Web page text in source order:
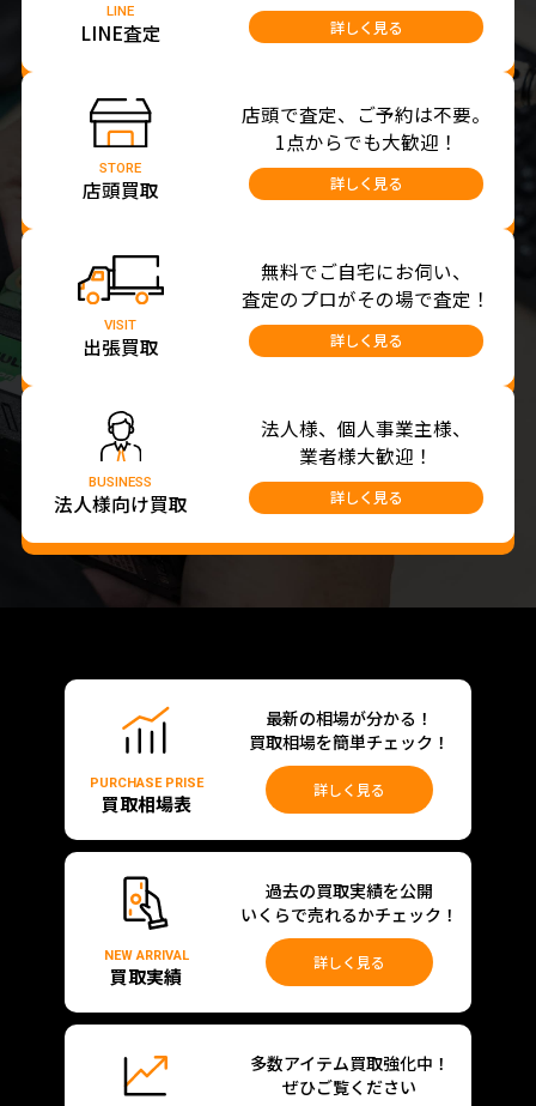
LINE
LINE査定 詳しく見る
STORE
店頭買取
店頭で査定、ご予約は不要。
1点からでも大歓迎！
詳しく見る
VISIT
出張買取
無料でご自宅にお伺い、
査定のプロがその場で査定！
詳しく見る
BUSINESS
法人様向け買取
法人様、個人事業主様、
業者様大歓迎！
詳しく見る
PURCHASE PRISE
買取相場表
最新の相場が分かる！
買取相場を簡単チェック！
詳しく見る
NEW ARRIVAL
買取実績
過去の買取実績を公開
いくらで売れるかチェック！
詳しく見る
多数アイテム買取強化中！
ぜひご覧ください